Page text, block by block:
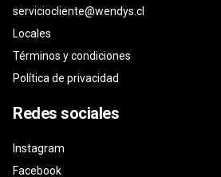
serviciocliente@wendys.cl
Locales
Términos y condiciones
Política de privacidad
Redes sociales
Instagram
Facebook